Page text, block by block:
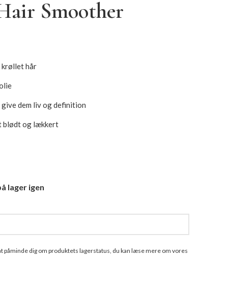
Smoother
krøllet hår
dem liv og definition
blødt og lækkert
lager igen
påminde dig om produktets lagerstatus, du kan læse mere om vores